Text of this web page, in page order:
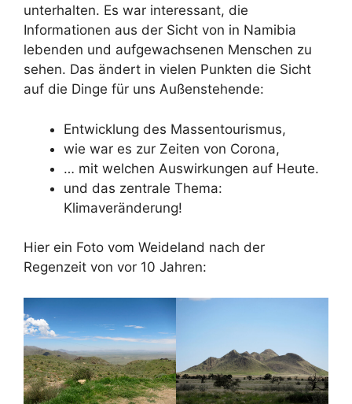
unterhalten. Es war interessant, die
Informationen aus der Sicht von in Namibia
lebenden und aufgewachsenen Menschen zu
sehen. Das ändert in vielen Punkten die Sicht
auf die Dinge für uns Außenstehende:
Entwicklung des Massentourismus,
wie war es zur Zeiten von Corona,
… mit welchen Auswirkungen auf Heute.
und das zentrale Thema:
Klimaveränderung!
Hier ein Foto vom Weideland nach der
Regenzeit von vor 10 Jahren: